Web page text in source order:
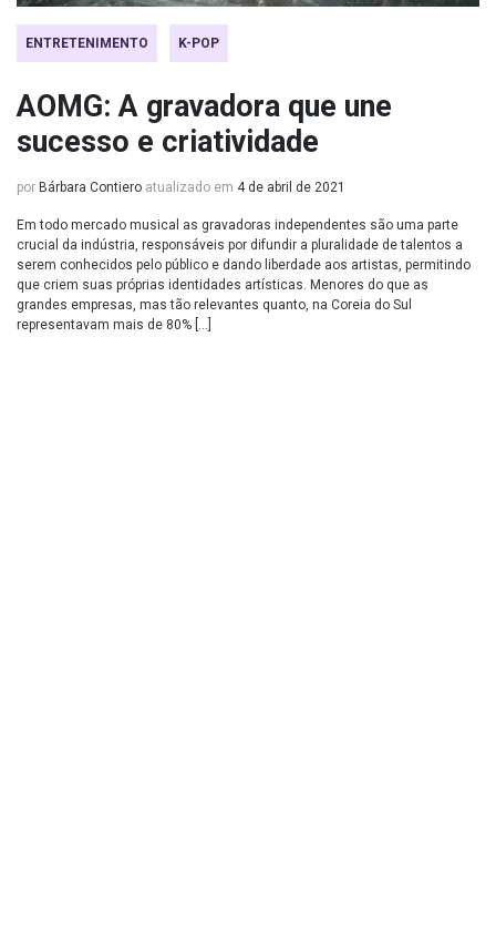
ENTRETENIMENTO K-POP
AOMG: A gravadora que une
sucesso e criatividade
por Bárbara Contiero atualizado em 4 de abril de 2021
Em todo mercado musical as gravadoras independentes são uma parte
crucial da indústria, responsáveis por difundir a pluralidade de talentos a
serem conhecidos pelo público e dando liberdade aos artistas, permitindo
que criem suas próprias identidades artísticas. Menores do que as
grandes empresas, mas tão relevantes quanto, na Coreia do Sul
representavam mais de 80% […]